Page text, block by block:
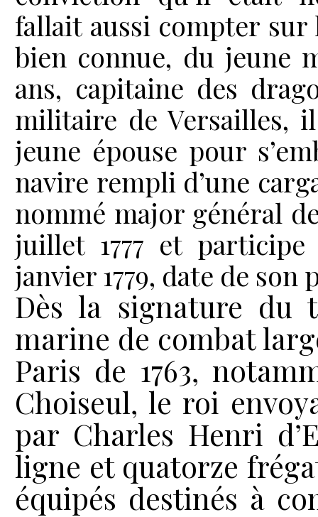
fallait aussi compter
bien connue, du jeune
ans, capitaine des
militaire de Versailles,
jeune épouse pour
navire rempli d’une
nommé major général
juillet 1777 et participe
janvier 1779, date de
Dès la signature du
marine de combat
Paris de 1763,
Choiseul, le roi
par Charles Henri
ligne et quatorze
équipés destinés à